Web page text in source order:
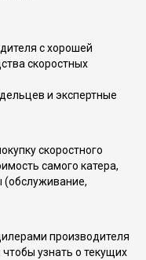
с хорошей
скоростных
и экспертные
скоростного
самого катера,
(обслуживание,
производителя
узнать о текущих